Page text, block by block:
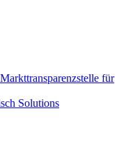
für
Solutions